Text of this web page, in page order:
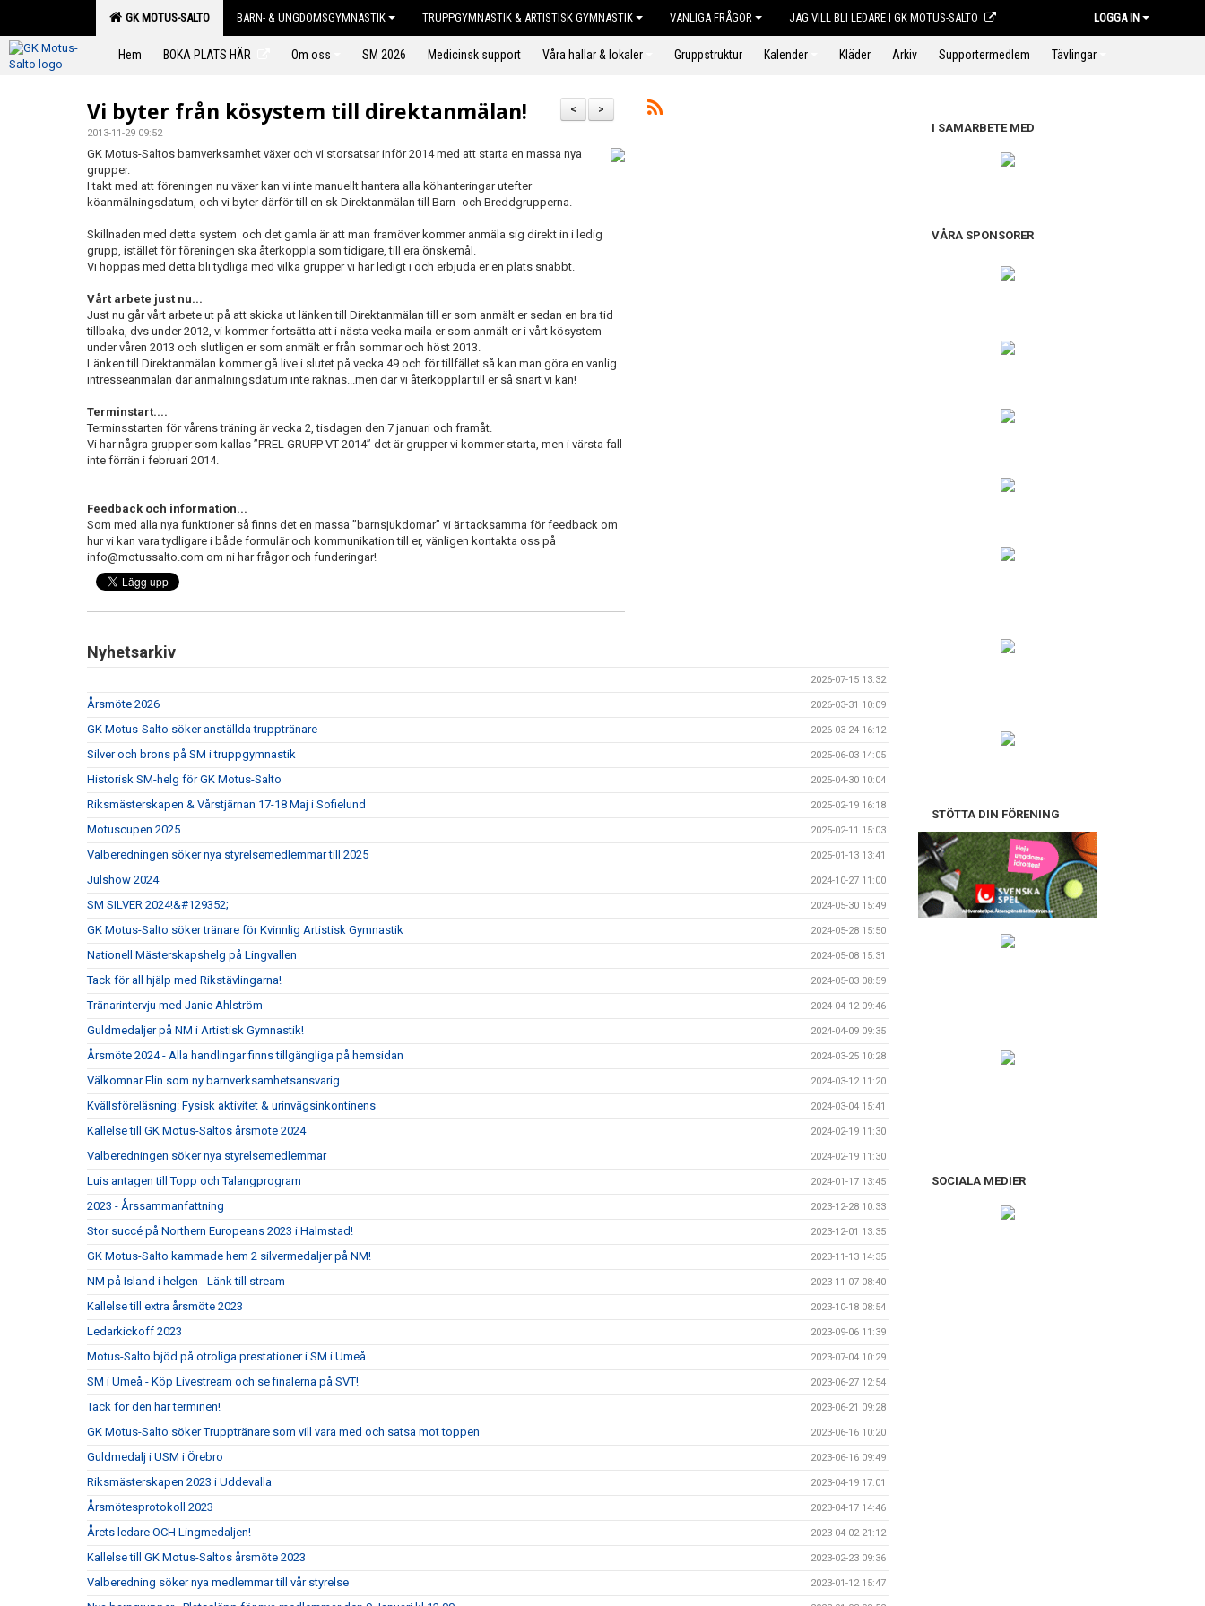
GK MOTUS-SALTO BARN- & UNGDOMSGYMNASTIK TRUPPGYMNASTIK & ARTISTISK GYMNASTIK VANLIGA FRÅGOR JAG VILL BLI LEDARE I GK MOTUS-SALTO LOGGA IN
Hem BOKA PLATS HÄR Om oss SM 2026 Medicinsk support Våra hallar & lokaler Gruppstruktur Kalender Kläder Arkiv Supportermedlem Tävlingar
>
<
Vi byter från kösystem till direktanmälan!
2013-11-29 09:52
GK Motus-Saltos barnverksamhet växer och vi storsatsar inför 2014 med att starta en massa nya
grupper.
I takt med att föreningen nu växer kan vi inte manuellt hantera alla köhanteringar utefter
köanmälningsdatum, och vi byter därför till en sk Direktanmälan till Barn- och Breddgrupperna.
Skillnaden med detta system och det gamla är att man framöver kommer anmäla sig direkt in i ledig
grupp, istället för föreningen ska återkoppla som tidigare, till era önskemål.
Vi hoppas med detta bli tydliga med vilka grupper vi har ledigt i och erbjuda er en plats snabbt.
Vårt arbete just nu...
Just nu går vårt arbete ut på att skicka ut länken till Direktanmälan till er som anmält er sedan en bra tid
tillbaka, dvs under 2012, vi kommer fortsätta att i nästa vecka maila er som anmält er i vårt kösystem
under våren 2013 och slutligen er som anmält er från sommar och höst 2013.
Länken till Direktanmälan kommer gå live i slutet på vecka 49 och för tillfället så kan man göra en vanlig
intresseanmälan där anmälningsdatum inte räknas...men där vi återkopplar till er så snart vi kan!
Terminstart....
Terminsstarten för vårens träning är vecka 2, tisdagen den 7 januari och framåt.
Vi har några grupper som kallas ”PREL GRUPP VT 2014” det är grupper vi kommer starta, men i värsta fall
inte förrän i februari 2014.
Feedback och information...
Som med alla nya funktioner så finns det en massa ”barnsjukdomar” vi är tacksamma för feedback om
hur vi kan vara tydligare i både formulär och kommunikation till er, vänligen kontakta oss på
info@motussalto.com om ni har frågor och funderingar!
Nyhetsarkiv
2026-07-15 13:32
Årsmöte 2026 2026-03-31 10:09
GK Motus-Salto söker anställda trupptränare 2026-03-24 16:12
Silver och brons på SM i truppgymnastik 2025-06-03 14:05
Historisk SM-helg för GK Motus-Salto 2025-04-30 10:04
Riksmästerskapen & Vårstjärnan 17-18 Maj i Sofielund 2025-02-19 16:18
Motuscupen 2025 2025-02-11 15:03
Valberedningen söker nya styrelsemedlemmar till 2025 2025-01-13 13:41
Julshow 2024 2024-10-27 11:00
SM SILVER 2024!&#129352; 2024-05-30 15:49
GK Motus-Salto söker tränare för Kvinnlig Artistisk Gymnastik 2024-05-28 15:50
Nationell Mästerskapshelg på Lingvallen 2024-05-08 15:31
Tack för all hjälp med Rikstävlingarna! 2024-05-03 08:59
Tränarintervju med Janie Ahlström 2024-04-12 09:46
Guldmedaljer på NM i Artistisk Gymnastik! 2024-04-09 09:35
Årsmöte 2024 - Alla handlingar finns tillgängliga på hemsidan 2024-03-25 10:28
Välkomnar Elin som ny barnverksamhetsansvarig 2024-03-12 11:20
Kvällsföreläsning: Fysisk aktivitet & urinvägsinkontinens 2024-03-04 15:41
Kallelse till GK Motus-Saltos årsmöte 2024 2024-02-19 11:30
Valberedningen söker nya styrelsemedlemmar 2024-02-19 11:30
Luis antagen till Topp och Talangprogram 2024-01-17 13:45
2023 - Årssammanfattning 2023-12-28 10:33
Stor succé på Northern Europeans 2023 i Halmstad! 2023-12-01 13:35
GK Motus-Salto kammade hem 2 silvermedaljer på NM! 2023-11-13 14:35
NM på Island i helgen - Länk till stream 2023-11-07 08:40
Kallelse till extra årsmöte 2023 2023-10-18 08:54
Ledarkickoff 2023 2023-09-06 11:39
Motus-Salto bjöd på otroliga prestationer i SM i Umeå 2023-07-04 10:29
SM i Umeå - Köp Livestream och se finalerna på SVT! 2023-06-27 12:54
Tack för den här terminen! 2023-06-21 09:28
GK Motus-Salto söker Trupptränare som vill vara med och satsa mot toppen 2023-06-16 10:20
Guldmedalj i USM i Örebro 2023-06-16 09:49
Riksmästerskapen 2023 i Uddevalla 2023-04-19 17:01
Årsmötesprotokoll 2023 2023-04-17 14:46
Årets ledare OCH Lingmedaljen! 2023-04-02 21:12
Kallelse till GK Motus-Saltos årsmöte 2023 2023-02-23 09:36
Valberedning söker nya medlemmar till vår styrelse 2023-01-12 15:47
I SAMARBETE MED
VÅRA SPONSORER
STÖTTA DIN FÖRENING
SOCIALA MEDIER